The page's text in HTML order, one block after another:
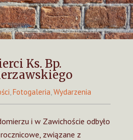
Ks. Bp.
Fotogaleria Wydarzenia
i w Zawichoście odbyło
związane z